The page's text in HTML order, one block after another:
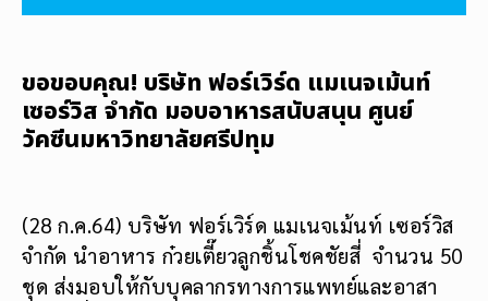
ขอขอบคุณ! บริษัท ฟอร์เวิร์ด แมเนจเม้นท์
เซอร์วิส จำกัด มอบอาหารสนับสนุน ศูนย์
วัคซีนมหาวิทยาลัยศรีปทุม
(28 ก.ค.64) บริษัท ฟอร์เวิร์ด แมเนจเม้นท์ เซอร์วิส
จำกัด นำอาหาร ก๋วยเตี๊ยวลูกชิ้นโชคชัยสี่ จำนวน 50
ชุด ส่งมอบให้กับบุคลากรทางการแพทย์และอาสา